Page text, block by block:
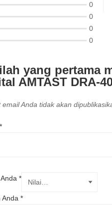
0
0
0
0
yang pertama
AMTAST DRA-
email Anda tidak akan
*
*
Anda *